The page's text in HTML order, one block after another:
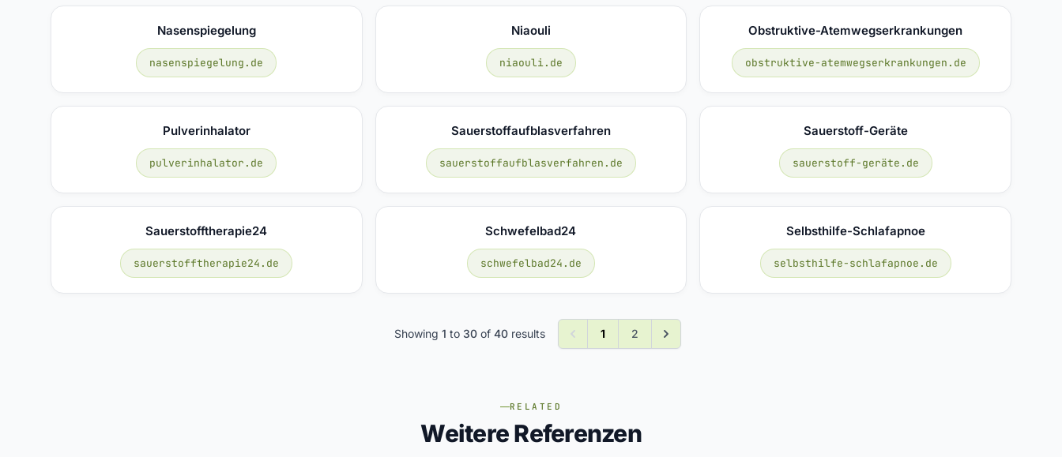
Nasenspiegelung
nasenspiegelung.de
Niaouli
niaouli.de
Obstruktive-Atemwegserkrankungen
obstruktive-atemwegserkrankungen.de
Pulverinhalator
pulverinhalator.de
Sauerstoffaufblasverfahren
sauerstoffaufblasverfahren.de
Sauerstoff-Geräte
sauerstoff-geräte.de
Sauerstofftherapie24
sauerstofftherapie24.de
Schwefelbad24
schwefelbad24.de
Selbsthilfe-Schlafapnoe
selbsthilfe-schlafapnoe.de
Showing 1 to 30of 40results 1 2
RELATED
Weitere Referenzen